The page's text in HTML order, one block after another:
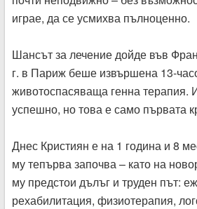
играе, да се усмихва пълноценно.
Шансът за лечение дойде във
г. в Париж беше извършена 13-
животоспасяваща генна терапия.
успешно, но това е само първата
Днес Кристиян е на 1 година и 8
му тепърва започва – като на
му предстои дълъг и труден път:
рехабилитация, физиотерапия,